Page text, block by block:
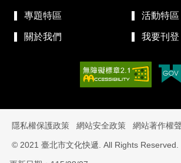
專題特區 活動特區
關於我們 我要刊登
隱私權保護政策 網站安全政策 網站著作權
© 2021 臺北市文化快遞. All Rights Reserved.